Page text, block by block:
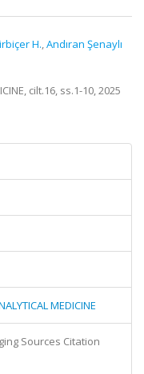
H.,Andıran Şenaylı
cilt.16, ss.1-10, 2025
MEDICINE
Sources Citation